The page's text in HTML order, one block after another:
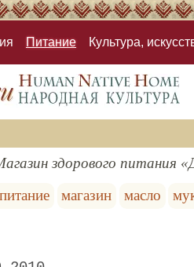
Питание Культура,
здорового питания
магазин масло